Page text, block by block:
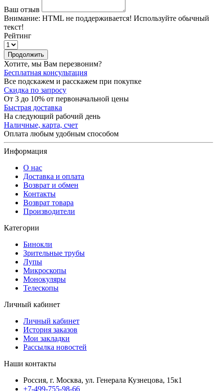
Ваш отзыв
Внимание: HTML не поддерживается! Используйте обычный
текст!
Рейтинг
Продолжить
Хотите, мы Вам перезвоним?
Бесплатная консультация
Все подскажем и расскажем при покупке
Скидка по запросу
От 3 до 10% от первоначальной цены
Быстрая доставка
На следующий рабочий день
Наличные, карта, счет
Оплата любым удобным способом
Информация
О нас
Доставка и оплата
Возврат и обмен
Контакты
Возврат товара
Производители
Категории
Бинокли
Зрительные трубы
Лупы
Микроскопы
Монокуляры
Телескопы
Личный кабинет
Личный кабинет
История заказов
Мои закладки
Рассылка новостей
Наши контакты
Россия, г. Москва, ул. Генерала Кузнецова, 15к1
+7-499-755-98-66